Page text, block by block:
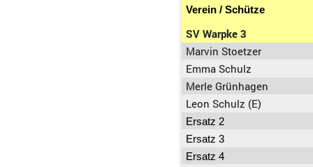
Verein / Schütze
SV Warpke 3
Marvin Stoetzer
Emma Schulz
Merle Grünhagen
Leon Schulz (E)
Ersatz 2
Ersatz 3
Ersatz 4